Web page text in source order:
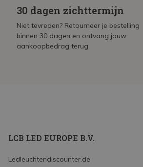
30 dagen zichttermijn
Niet tevreden? Retourneer je bestelling
binnen 30 dagen en ontvang jouw
aankoopbedrag terug.
LCB LED EUROPE B.V.
Ledleuchtendiscounter.de